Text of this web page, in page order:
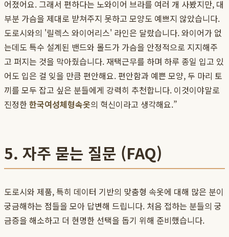
어졌어요. 그래서 편하다는 노와이어 브라를 여러 개 사봤지만, 대
부분 가슴을 제대로 받쳐주지 못하고 모양도 예쁘지 않았습니다.
도로시와의 '릴렉스 와이어리스' 라인은 달랐습니다. 와이어가 없
는데도 특수 설계된 밴드와 몰드가 가슴을 안정적으로 지지해주
고 퍼지는 것을 막아줬습니다. 재택근무를 하며 하루 종일 입고 있
어도 입은 걸 잊을 만큼 편안해요. 편안함과 예쁜 모양, 두 마리 토
끼를 모두 잡고 싶은 분들에게 강력히 추천합니다. 이것이야말로
진정한한국여성체형속옷의 혁신이라고 생각해요.”
5. 자주 묻는 질문 (FAQ)
도로시와 제품, 특히 데이터 기반의 맞춤형 속옷에 대해 많은 분이
궁금해하는 점들을 모아 답변해 드립니다. 처음 접하는 분들의 궁
금증을 해소하고 더 현명한 선택을 돕기 위해 준비했습니다.